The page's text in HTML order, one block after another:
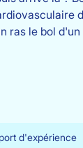
ras le bol
d'expérience